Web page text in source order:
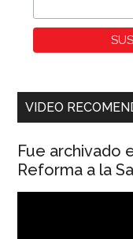
VIDEO
Fue archivado
Reforma a la